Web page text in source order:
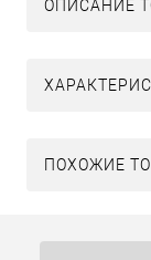
ОПИСАНИЕ
ПОХОЖИЕ